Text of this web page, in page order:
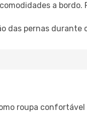
a bordo.
das pernas durante
roupa